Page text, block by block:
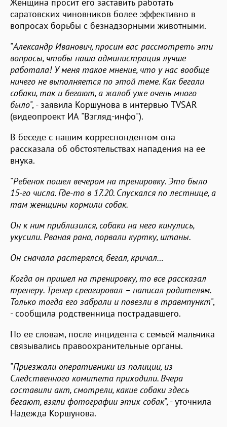
саратовских чиновников более эффективно в
вопросах борьбы с безнадзорными животными.
"Александр Иванович, просим вас рассмотреть эти
вопросы, чтобы наша администрация лучше
работала! У меня такое мнение, что у нас вообще
ничего не выполняется по этой теме. Как бегали
собаки, так и бегают, а жалоб уже очень много
было", - заявила Коршунова в интервью TVSAR
(видеопроект ИА "Взгляд-инфо").
В беседе с нашим корреспондентом она
рассказала об обстоятельствах нападения на ее
внука.
"Ребенок пошел вечером на тренировку. Это было
15-го числа. Где-то в 17.20. Спускался по лестнице, а
там женщины кормили собак.
Он к ним приблизился, собаки на него кинулись,
укусили. Рваная рана, порвали куртку, штаны.
Он сначала растерялся, бегал, кричал…
Когда он пришел на тренировку, то все рассказал
тренеру. Тренер среагировал – написал родителям.
Только тогда его забрали и повезли в травмпункт",
- сообщила родственница пострадавшего.
По ее словам, после инцидента с семьей мальчика
связывались правоохранительные органы.
"Приезжали оперативники из полиции, из
Следственного комитета приходили. Вчера
составили акт, смотрели, какие собаки здесь
бегают, взяли фотографии этих собак", - уточнила
Надежда Коршунова.